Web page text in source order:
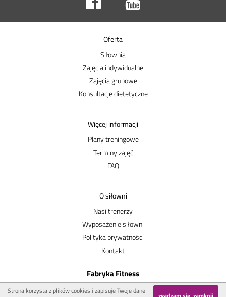
Oferta
Siłownia
Zajęcia indywidualne
Zajęcia grupowe
Konsultacje dietetyczne
Więcej informacji
Plany treningowe
Terminy zajęć
FAQ
O siłowni
Nasi trenerzy
Wyposażenie siłowni
Polityka prywatności
Kontakt
Fabryka Fitness
58-500 Jelenia Góra
Strona korzysta z plików cookies i zapisuje Twoje dane